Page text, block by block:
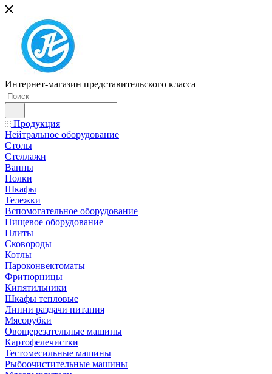
Интернет-магазин представительского класса
Продукция
Нейтральное оборудование
Столы
Стеллажи
Ванны
Полки
Шкафы
Тележки
Вспомогательное оборудование
Пищевое оборудование
Плиты
Сковороды
Котлы
Пароконвектоматы
Фритюрницы
Кипятильники
Шкафы тепловые
Линии раздачи питания
Мясорубки
Овощерезательные машины
Картофелечистки
Тестомесильные машины
Рыбоочистительные машины